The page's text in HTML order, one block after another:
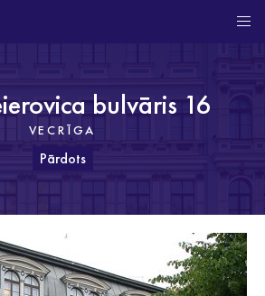
bulvāris 16
VECRĪGA
Pārdots